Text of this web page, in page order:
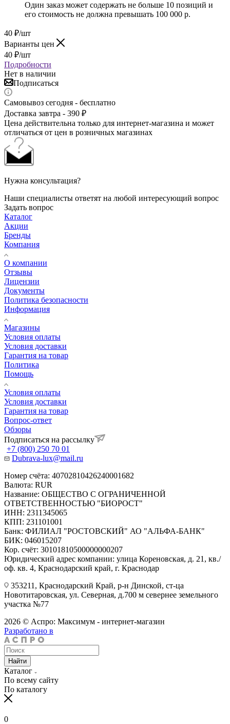
Один заказ может содержать не больше 10 позиций и
его стоимость не должна превышать 100 000 р.
40 ₽/шт
Варианты цен
40 ₽/шт
Подробности
Нет в наличии
Подписаться
Самовывоз сегодня - бесплатно
Доставка завтра - 390 ₽
Цена действительна только для интернет-магазина и может
отличаться от цен в розничных магазинах
Нужна консультация?
Наши специалисты ответят на любой интересующий вопрос
Задать вопрос
Каталог
Акции
Бренды
Компания
О компании
Отзывы
Лицензии
Документы
Политика безопасности
Информация
Магазины
Условия оплаты
Условия доставки
Гарантия на товар
Политика
Помощь
Условия оплаты
Условия доставки
Гарантия на товар
Вопрос-ответ
Обзоры
Подписаться на рассылку
+7 (800) 250 70 01
Dubrava-lux@mail.ru
Номер счёта: 40702810426240001682
Валюта: RUR
Название: ОБЩЕСТВО С ОГРАНИЧЕННОЙ
ОТВЕТСТВЕННОСТЬЮ "БИОРОСТ"
ИНН: 2311345065
КПП: 231101001
Банк: ФИЛИАЛ "РОСТОВСКИЙ" АО "АЛЬФА-БАНК"
БИК: 046015207
Кор. счёт: 30101810500000000207
Юридический адрес компании: улица Кореновская, д. 21, кв./
оф. кв. 4, Краснодарский край, г. Краснодар
353211, Краснодарский Край, р-н Динской, ст-ца
Новотитаровская, ул. Северная, д.700 м севернее земельного
участка №77
2026 © Аспро: Максимум - интернет-магазин
Разработано в
Найти
Каталог
По всему сайту
По каталогу
0